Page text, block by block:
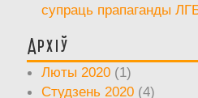
супраць прапаганды
Архіў
Люты 2020 (1)
Студзень 2020 (4)